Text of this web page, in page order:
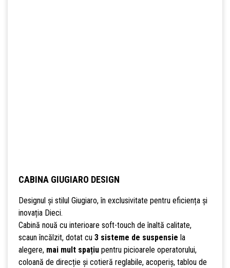
CABINA GIUGIARO DESIGN
Designul și stilul Giugiaro, în exclusivitate pentru eficiența și
inovația Dieci.
Cabină nouă cu interioare soft-touch de înaltă calitate,
scaun încălzit, dotat cu 3 sisteme de suspensie la
alegere, mai mult spațiupentru picioarele operatorului,
coloană de direcție și cotieră reglabile, acoperiș, tablou de